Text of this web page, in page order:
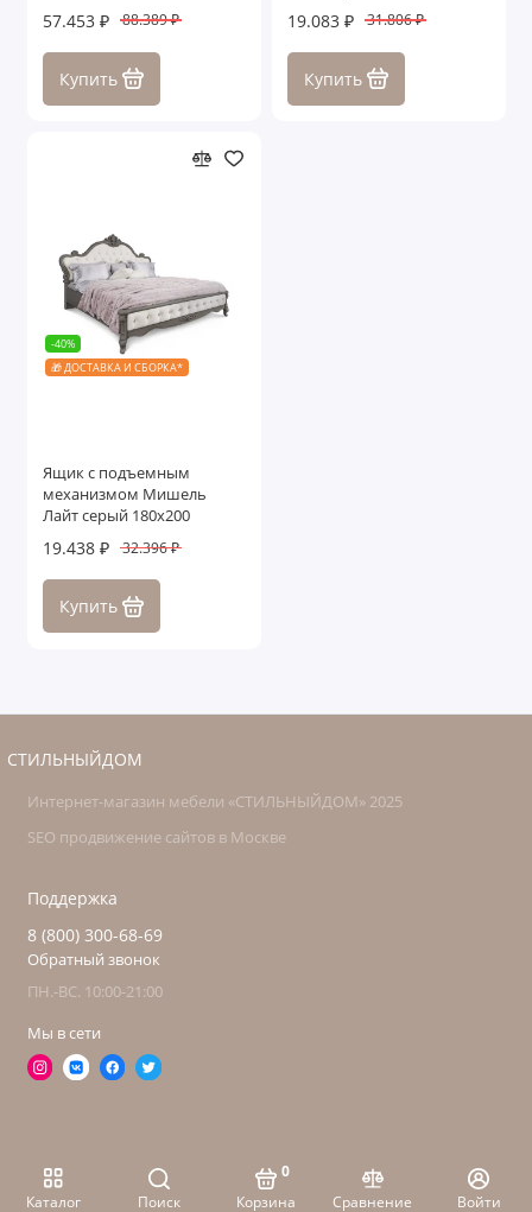
Каталог Поиск Корзина
0
Сравнение
Войти
57.453 ₽ 88.389 ₽
Купить
19.083 ₽ 31.806 ₽
Купить
-40%
🎁 ДОСТАВКА И СБОРКА*
Ящик с подъемным
механизмом Мишель
Лайт серый 180х200
19.438 ₽ 32.396 ₽
Купить
СТИЛЬНЫЙДОМ
Интернет-магазин мебели «СТИЛЬНЫЙДОМ» 2025
SEO продвижение сайтов в Москве
Поддержка
8 (800) 300-68-69
Обратный звонок
ПН.-ВС. 10:00-21:00
Мы в сети